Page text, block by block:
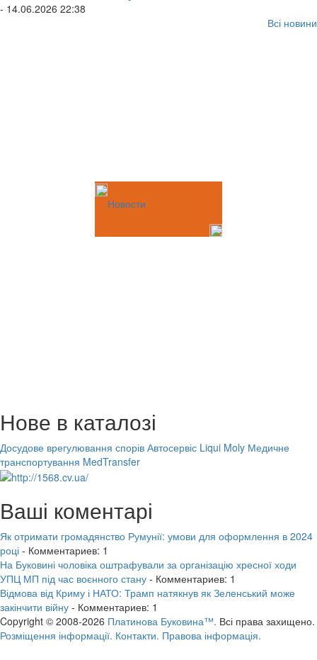
- 14.06.2026 22:38
Всі новини
Новости
Нове в каталозі
Досудове врегулювання спорів Автосервіс Liqui Moly Медичне
транспортування MedTransfer
Ваші коментарі
Як отримати громадянство Румунії: умови для оформлення в 2024
році - Комментариев: 1
На Буковині чоловіка оштрафували за організацію хресної ходи
УПЦ МП під час воєнного стану - Комментариев: 1
Відмова від Криму і НАТО: Трамп натякнув як Зеленський може
закінчити війну - Комментариев: 1
Copyright © 2008-2026 Платинова Буковина™. Всі права захищено.
Розміщення інформації. Контакти. Правова інформація.